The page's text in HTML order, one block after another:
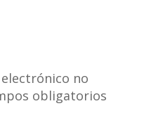
no
obligatorios